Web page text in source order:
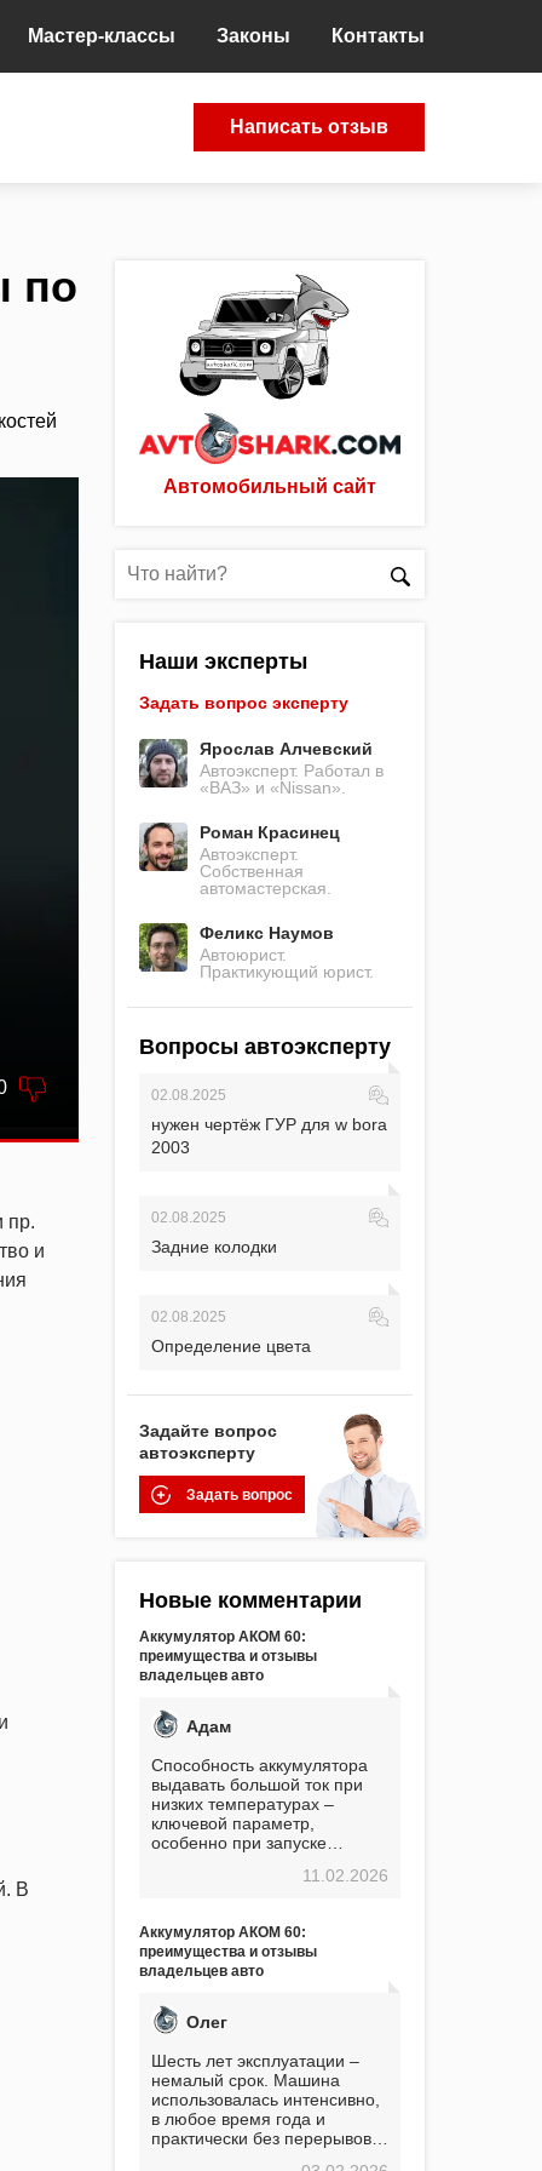
Мастер-классы Законы Контакты
Написать отзыв
по
пр.
и
В
Автомобильный сайт
Наши эксперты
Задать вопрос эксперту
Ярослав Алчевский
Автоэксперт. Работал в
«ВАЗ» и «Nissan».
Роман Красинец
Автоэксперт.
Собственная
автомастерская.
Феликс Наумов
Автоюрист.
Практикующий юрист.
Вопросы автоэксперту
02.08.2025
нужен чертёж ГУР для w bora
2003
02.08.2025
Задние колодки
02.08.2025
Определение цвета
Задайте вопрос
автоэксперту
Задать вопрос
Новые комментарии
Аккумулятор АКОМ 60:
преимущества и отзывы
владельцев авто
Адам
Способность аккумулятора
выдавать большой ток при
низких температурах –
ключевой параметр,
особенно при запуске
показывает, что данный
стоимость. Долго сомневался
перед приобретением, но в
итоге ни разу не пожалел.
вложение, избавляющее от
головной боли, связанной с
АКБ. Подтверждаю
11.02.2026
Аккумулятор АКОМ 60:
преимущества и отзывы
владельцев авто
Олег
Шесть лет эксплуатации –
немалый срок. Машина
использовалась интенсивно,
в любое время года и
практически без перерывов.